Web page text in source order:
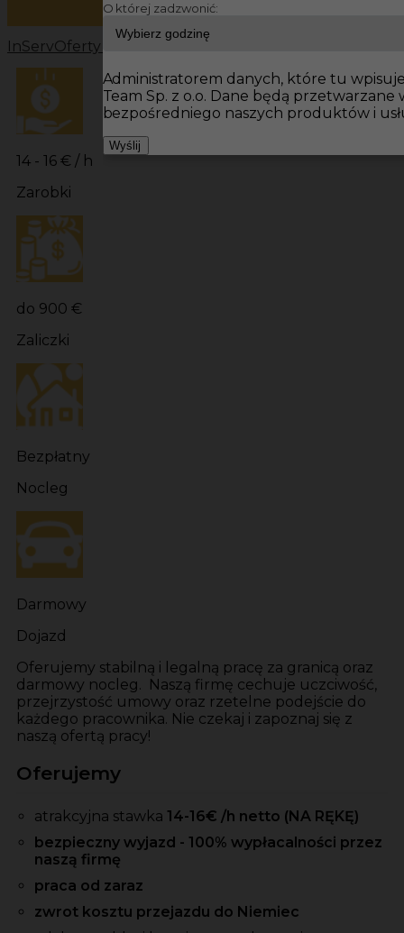
InServOferty pracy Monter Płyt GK Niemcy
14 - 16 € / h
Zarobki
do 900 €
Zaliczki
Bezpłatny
Nocleg
Darmowy
Dojazd
Oferujemy stabilną i legalną pracę za granicą oraz
darmowy nocleg. Naszą firmę cechuje uczciwość,
przejrzystość umowy oraz rzetelne podejście do
każdego pracownika. Nie czekaj i zapoznaj się z
naszą ofertą pracy!
Oferujemy
atrakcyjna stawka 14-16€ /h netto (NA RĘKĘ)
bezpieczny wyjazd - 100% wypłacalności przez
naszą firmę
praca od zaraz
zwrot kosztu przejazdu do Niemiec
O której zadzwonić:
Administratorem danych, które tu
Team Sp. z o.o. Dane będą
bezpośredniego naszych produktów i
Wyślij